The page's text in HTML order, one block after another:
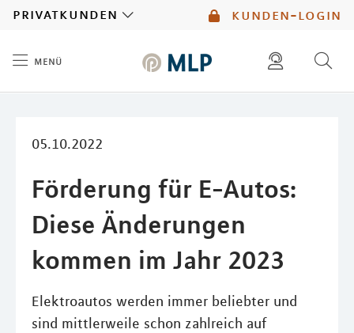
kunden-login
privatkunden
menü
05.10.2022
Förderung für E-Autos:
Diese Änderungen
kommen im Jahr 2023
Elektroautos werden immer beliebter und
sind mittlerweile schon zahlreich auf